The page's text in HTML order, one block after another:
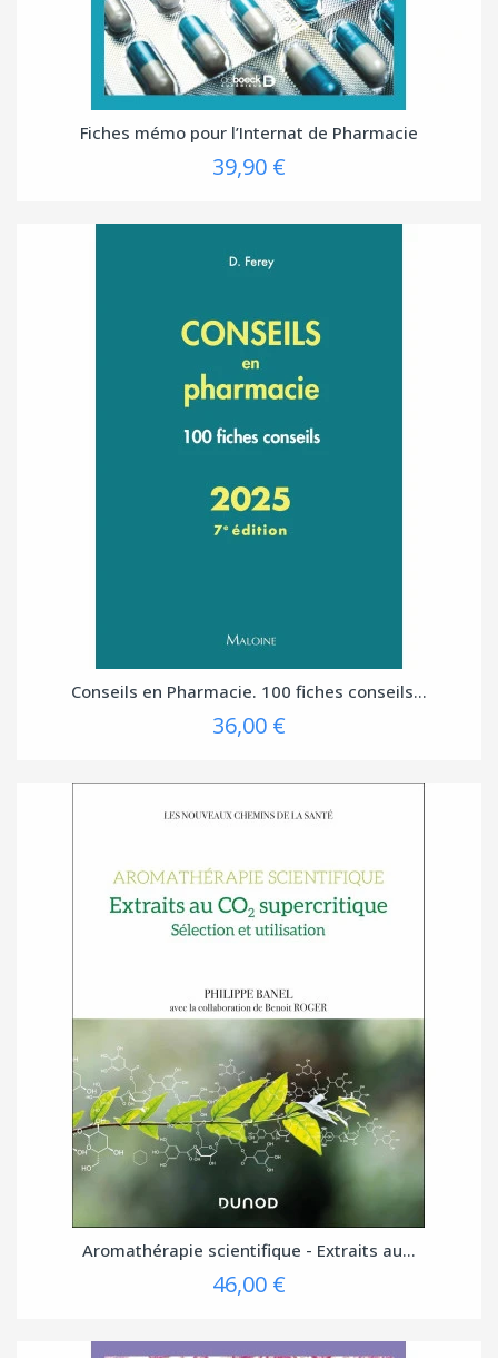
Fiches mémo pour l’Internat de Pharmacie
39,90 €
Conseils en Pharmacie. 100 fiches conseils...
36,00 €
Aromathérapie scientifique - Extraits au...
46,00 €